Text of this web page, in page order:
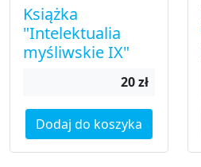
Książka
"Intelektualia
myśliwskie IX"
20 zł
Dodaj do koszyka